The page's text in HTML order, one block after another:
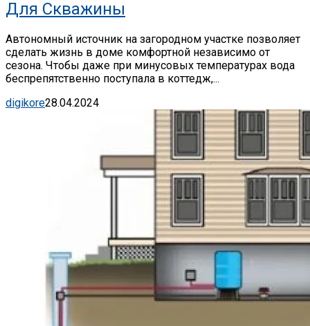
Для Скважины
Автономный источник на загородном участке позволяет
сделать жизнь в доме комфортной независимо от
сезона. Чтобы даже при минусовых температурах вода
беспрепятственно поступала в коттедж,...
digikore28.04.2024